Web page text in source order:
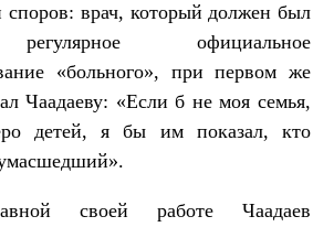
споров: врач, который должен был
официальное
«больного», при первом же
Чаадаеву: «Если б не моя семья,
детей, я бы им показал, кто
своей работе Чаадаев